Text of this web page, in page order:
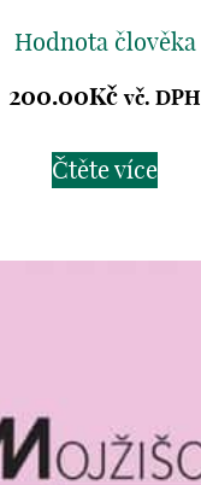
Hodnota člověka
200.00Kč vč. DPH
Čtěte více